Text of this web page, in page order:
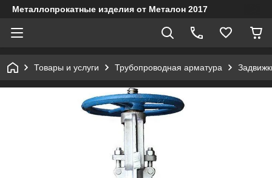
Металлопрокатные изделия от Металон 2017
Товары и услуги Трубопроводная арматура